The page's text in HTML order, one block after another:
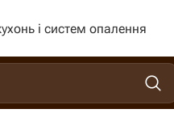
і систем опалення